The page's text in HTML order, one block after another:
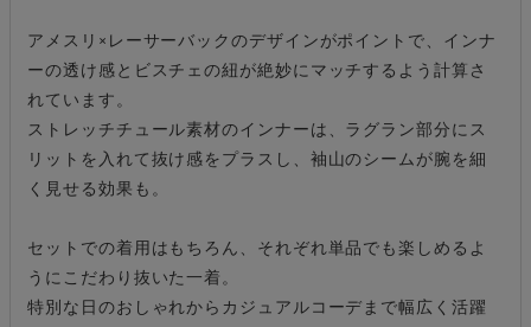
アメスリ×レーサーバックのデザインがポイントで、インナ
ーの透け感とビスチェの紐が絶妙にマッチするよう計算さ
れています。
ストレッチチュール素材のインナーは、ラグラン部分にス
リットを入れて抜け感をプラスし、袖山のシームが腕を細
く見せる効果も。
セットでの着用はもちろん、それぞれ単品でも楽しめるよ
うにこだわり抜いた一着。
特別な日のおしゃれからカジュアルコーデまで幅広く活躍